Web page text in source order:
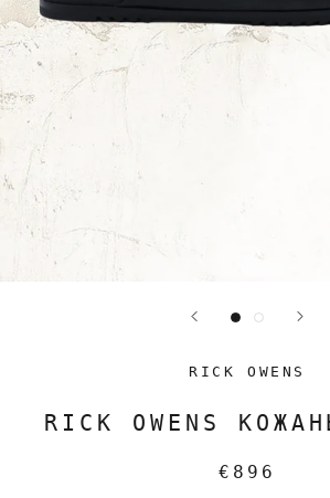
RICK OWENS
RICK OWENS
€896